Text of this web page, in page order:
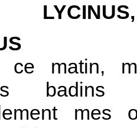
ce matin,
badins
mes